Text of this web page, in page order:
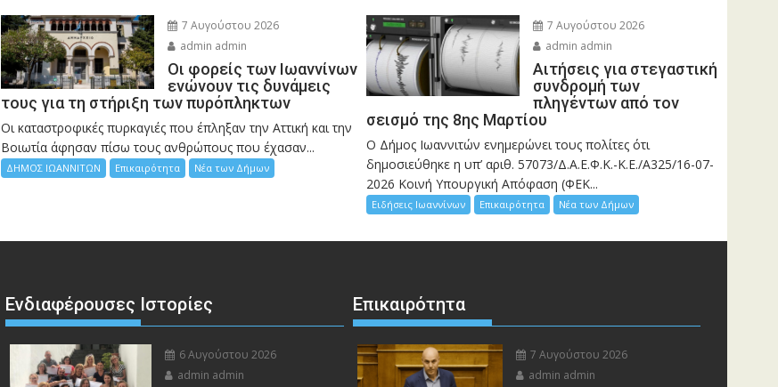
7 Αυγούστου 2026
admin admin
Οι φορείς των Ιωαννίνων
ενώνουν τις δυνάμεις
τους για τη στήριξη των πυρόπληκτων
Οι καταστροφικές πυρκαγιές που έπληξαν την Αττική και την
Bοιωτία άφησαν πίσω τους ανθρώπους που έχασαν...
ΔΗΜΟΣ ΙΩΑΝΝΙΤΩΝ Επικαιρότητα Νέα των Δήμων
7 Αυγούστου 2026
admin admin
Αιτήσεις για στεγαστική
συνδρομή των
πληγέντων από τον
σεισμό της 8ης Μαρτίου
Ο Δήμος Ιωαννιτών ενημερώνει τους πολίτες ότι
δημοσιεύθηκε η υπ’ αριθ. 57073/Δ.Α.Ε.Φ.Κ.-Κ.Ε./Α325/16-07-
2026 Κοινή Υπουργική Απόφαση (ΦΕΚ...
Ειδήσεις Ιωαννίνων Επικαιρότητα Νέα των Δήμων
Ενδιαφέρουσες Ιστορίες
6 Αυγούστου 2026
admin admin
Επικαιρότητα
7 Αυγούστου 2026
admin admin